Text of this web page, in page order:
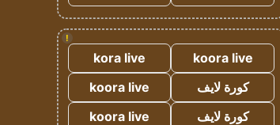
!
koora live
kora live
كورة لايف
koora live
كورة لايف
koora live